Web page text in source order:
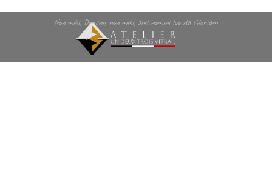
Non mihi, Domine, non mihi, sed nomini tuo da Gloriam